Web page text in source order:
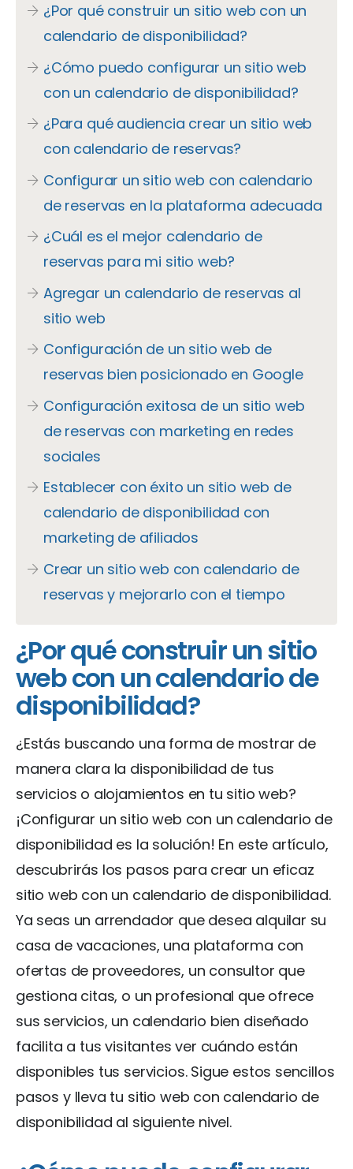
¿Por qué construir un sitio web con un
calendario de disponibilidad?
¿Cómo puedo configurar un sitio web
con un calendario de disponibilidad?
¿Para qué audiencia crear un sitio web
con calendario de reservas?
Configurar un sitio web con calendario
de reservas en la plataforma adecuada
¿Cuál es el mejor calendario de
reservas para mi sitio web?
Agregar un calendario de reservas al
sitio web
Configuración de un sitio web de
reservas bien posicionado en Google
Configuración exitosa de un sitio web
de reservas con marketing en redes
sociales
Establecer con éxito un sitio web de
calendario de disponibilidad con
marketing de afiliados
Crear un sitio web con calendario de
reservas y mejorarlo con el tiempo
¿Por qué construir un sitio
web con un calendario de
disponibilidad?
¿Estás buscando una forma de mostrar de
manera clara la disponibilidad de tus
servicios o alojamientos en tu sitio web?
¡Configurar un sitio web con un calendario de
disponibilidad es la solución! En este artículo,
descubrirás los pasos para crear un eficaz
sitio web con un calendario de disponibilidad.
Ya seas un arrendador que desea alquilar su
casa de vacaciones, una plataforma con
ofertas de proveedores, un consultor que
gestiona citas, o un profesional que ofrece
sus servicios, un calendario bien diseñado
facilita a tus visitantes ver cuándo están
disponibles tus servicios. Sigue estos sencillos
pasos y lleva tu sitio web con calendario de
disponibilidad al siguiente nivel.